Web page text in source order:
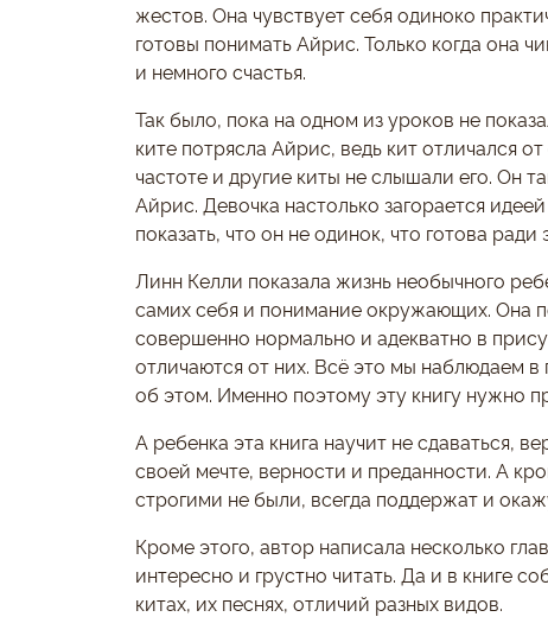
жестов. Она чувствует себя одиноко
готовы понимать Айрис. Только когда она
и немного счастья.
Так было, пока на одном из уроков не
ките потрясла Айрис, ведь кит отличался
частоте и другие киты не слышали его. Он
Айрис. Девочка настолько загорается
показать, что он не одинок, что готова
Линн Келли показала жизнь необычного
самих себя и понимание окружающих. Она
совершенно нормально и адекватно в
отличаются от них. Всё это мы наблюдаем
об этом. Именно поэтому эту книгу нужно
А ребенка эта книга научит не сдаваться,
своей мечте, верности и преданности. А
строгими не были, всегда поддержат и
Кроме этого, автор написала несколько
интересно и грустно читать. Да и в книге
китах, их песнях, отличий разных видов.